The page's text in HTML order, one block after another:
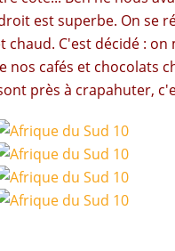
est superbe. On se
chaud. C'est décidé :
cafés et chocolats
près à crapahuter,